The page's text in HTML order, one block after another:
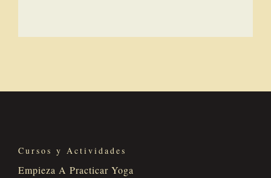
Cursos y Actividades
Empieza A Practicar Yoga